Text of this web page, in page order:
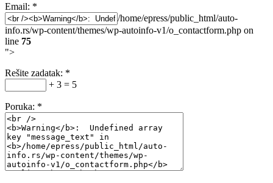
Email: *
/home/epress/public_html/auto-
info.rs/wp-content/themes/wp-autoinfo-v1/o_contactform.php on
line 75
">
Rešite zadatak: *
+ 3 = 5
Poruka: *